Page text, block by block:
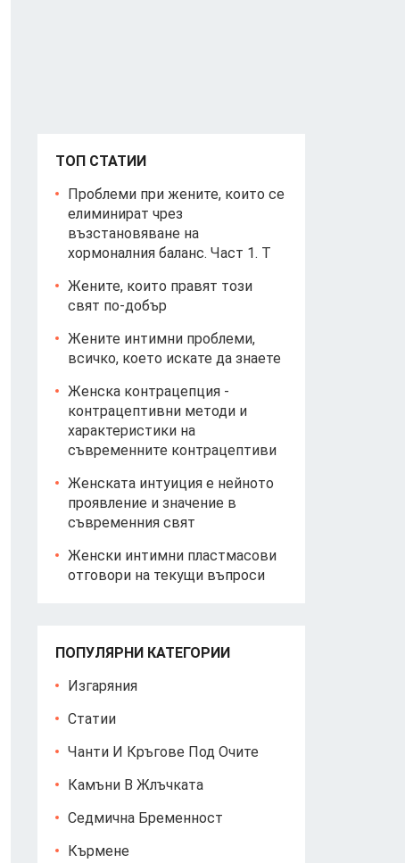
ТОП СТАТИИ
Проблеми при жените, които се
елиминират чрез
възстановяване на
хормоналния баланс. Част 1. T
Жените, които правят този
свят по-добър
Жените интимни проблеми,
всичко, което искате да знаете
Женска контрацепция -
контрацептивни методи и
характеристики на
съвременните контрацептиви
Женската интуиция е нейното
проявление и значение в
съвременния свят
Женски интимни пластмасови
отговори на текущи въпроси
ПОПУЛЯРНИ КАТЕГОРИИ
Изгаряния
Статии
Чанти И Кръгове Под Очите
Камъни В Жлъчката
Седмична Бременност
Кърмене